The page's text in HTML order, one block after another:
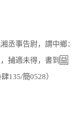
事告尉，謂中鄉：
捕適未得，書到 益
135/簡0528）